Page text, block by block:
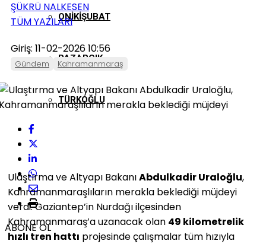
ONIKIŞUBAT
PAZARCIK
TÜRKOĞLU
ŞÜKRÜ NALKESEN
TÜM YAZILARI
Giriş: 11-02-2026 10:56
Gündem Kahramanmaraş
ABONE OL
Ulaştırma ve Altyapı BakanıAbdulkadir Uraloğlu,
Kahramanmaraşlıların merakla beklediği müjdeyi
verdi. Gaziantep’in Nurdağı ilçesinden
Kahramanmaraş’a uzanacak olan 49 kilometrelik
hızlı tren hattı projesinde çalışmalar tüm hızıyla